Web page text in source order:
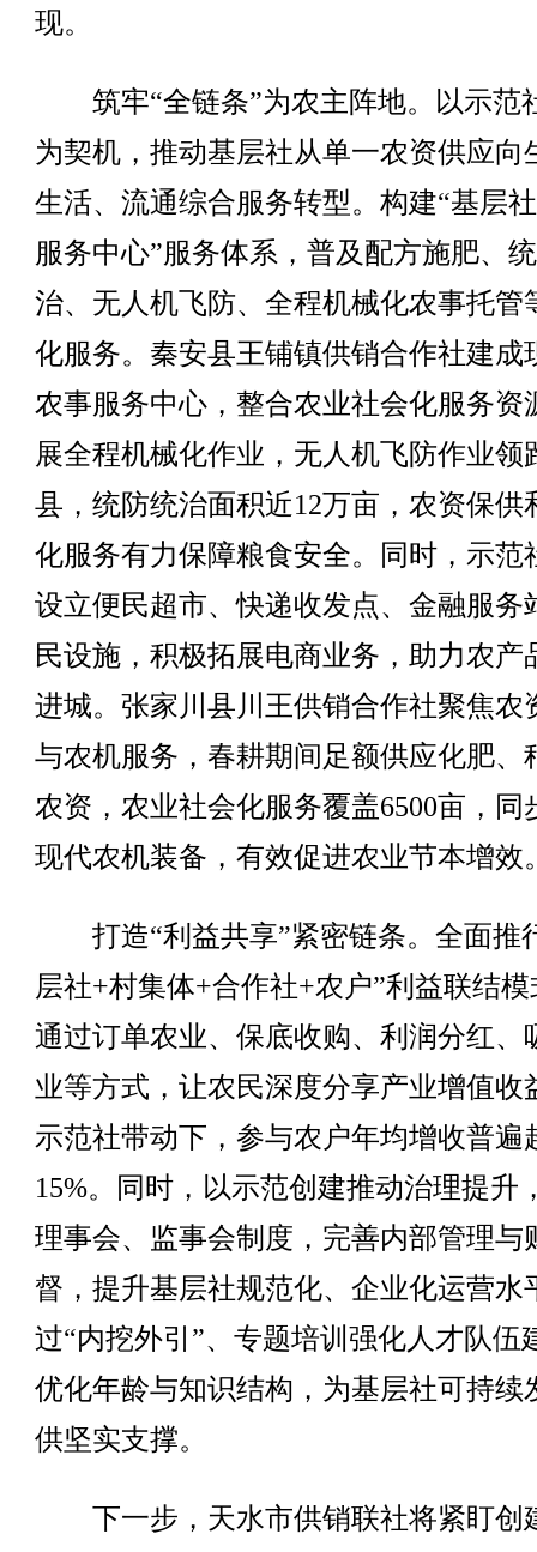
现。
筑牢“全链条”为农主阵地。以示范
为契机，推动基层社从单一农资供应向
生活、流通综合服务转型。构建“基层
服务中心”服务体系，普及配方施肥、
治、无人机飞防、全程机械化农事托管
化服务。秦安县王铺镇供销合作社建成
农事服务中心，整合农业社会化服务资
展全程机械化作业，无人机飞防作业领
县，统防统治面积近12万亩，农资保供
化服务有力保障粮食安全。同时，示范
设立便民超市、快递收发点、金融服务
民设施，积极拓展电商业务，助力农产
进城。张家川县川王供销合作社聚焦农
与农机服务，春耕期间足额供应化肥、
农资，农业社会化服务覆盖6500亩，同
现代农机装备，有效促进农业节本增效
打造“利益共享”紧密链条。全面推
层社+村集体+合作社+农户”利益联结模
通过订单农业、保底收购、利润分红、
业等方式，让农民深度分享产业增值收
示范社带动下，参与农户年均增收普遍
15%。同时，以示范创建推动治理提升
理事会、监事会制度，完善内部管理与
督，提升基层社规范化、企业化运营水
过“内挖外引”、专题培训强化人才队伍
优化年龄与知识结构，为基层社可持续
供坚实支撑。
下一步，天水市供销联社将紧盯创